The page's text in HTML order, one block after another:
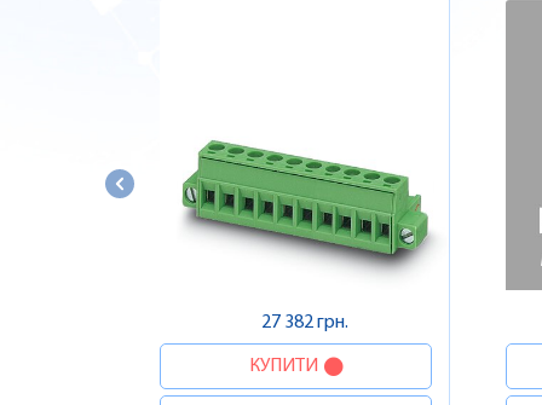
27 382 грн.
КУПИТИ